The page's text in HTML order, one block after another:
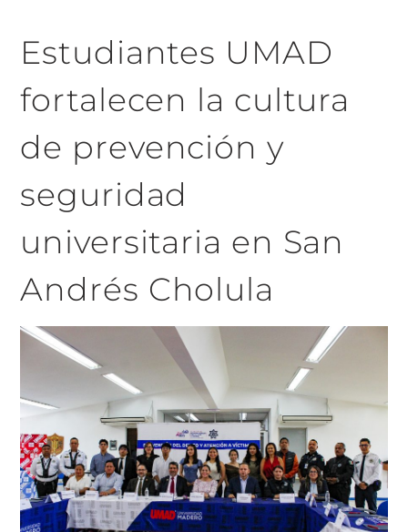
Estudiantes UMAD
fortalecen la cultura
de prevención y
seguridad
universitaria en San
Andrés Cholula